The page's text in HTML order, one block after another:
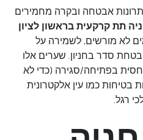
אבטחה ובקרה מחמירים
תת קרקעית בראשון לציון
לא מורשים, לשמירה על
סדר בחניון. שערים אלו
בפתיחה/סגירה (כדי לא
בטיחות כמו עין אלקטרונית
רגל.